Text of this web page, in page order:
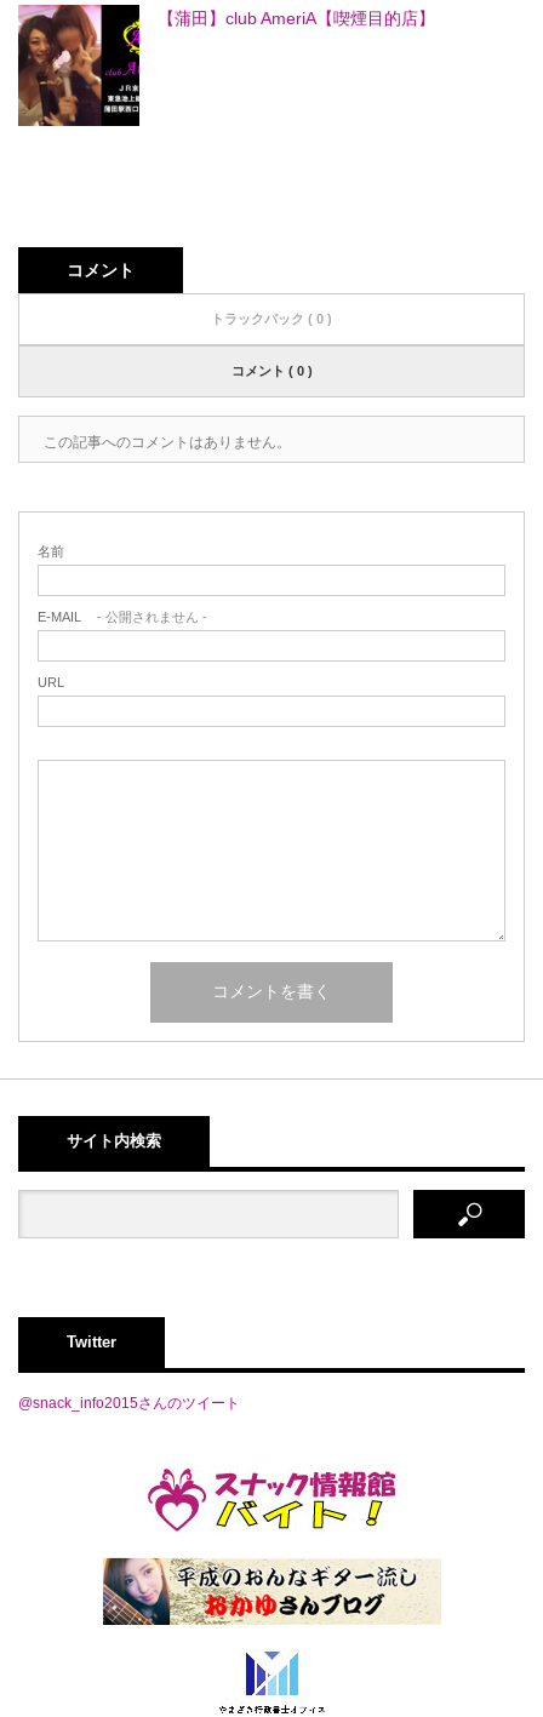
【蒲田】club AmeriA【喫煙目的店】
コメント
トラックバック ( 0 )
コメント ( 0 )
この記事へのコメントはありません。
名前
E-MAIL - 公開されません -
URL
サイト内検索
Twitter
@snack_info2015さんのツイート